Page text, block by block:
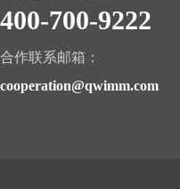
400-700-9222
合作联系邮箱：
cooperation@qwimm.com